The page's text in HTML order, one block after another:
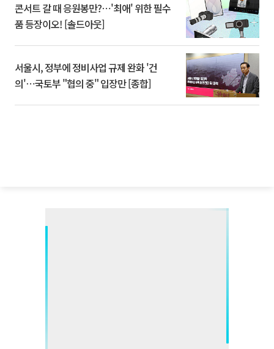
콘서트 갈 때 응원봉만?⋯'최애' 위한 필수
품 등장이오! [솔드아웃]
서울시, 정부에 정비사업 규제 완화 '건
의'⋯국토부 "협의 중" 입장만 [종합]